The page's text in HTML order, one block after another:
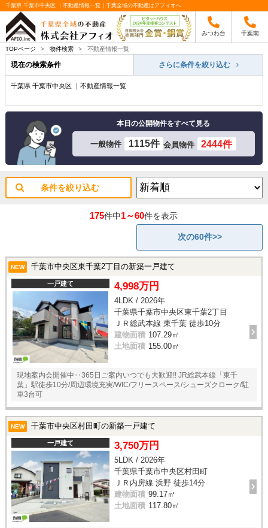
千葉県 千葉市中央区 ｜不動産情報一覧｜千葉全域の不動産はアフィオへ
みつわ台 千葉南
TOPページ > 物件検索 > 不動産情報一覧
現在の検索条件 さらに条件を絞り込む
千葉県 千葉市中央区 ｜不動産情報一覧
本日の公開物件をすべて見る
一般物件 1115件 会員物件 2444件
条件を絞り込む
175件中1～60件を表示
次の60件>>
NEW 千葉市中央区東千葉2丁目の新築一戸建て
一戸建て 4,998万円
4LDK / 2026年
千葉県千葉市中央区東千葉2丁目
ＪＲ総武本線 東千葉 徒歩10分
建物面積 107.29㎡
土地面積 155.00㎡
現地案内会開催中‥365日ご案内いつでも大歓迎!! JR総武本線「東千
葉」駅徒歩10分/周辺環境充実/WIC/フリースペース/シューズクローク/駐
車3台可
NEW 千葉市中央区村田町の新築一戸建て
一戸建て 3,750万円
5LDK / 2026年
千葉県千葉市中央区村田町
ＪＲ内房線 浜野 徒歩14分
建物面積 99.17㎡
土地面積 117.80㎡